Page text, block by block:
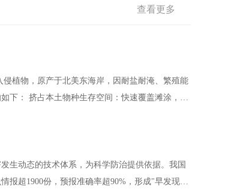
查看更多
滩涂，导
生动态的技术体系，为科学防治提供依据。我国
报超1900份，预报准确率超90%，形成"早发现、